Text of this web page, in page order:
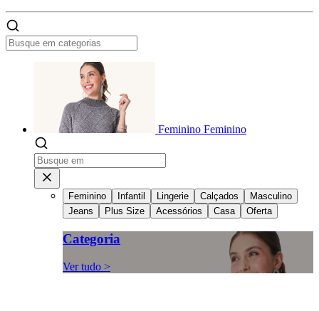
Feminino Feminino
Feminino Infantil Lingerie Calçados
Masculino
Jeans
Plus Size Acessórios Casa Oferta
Categoria
Ver tudo >